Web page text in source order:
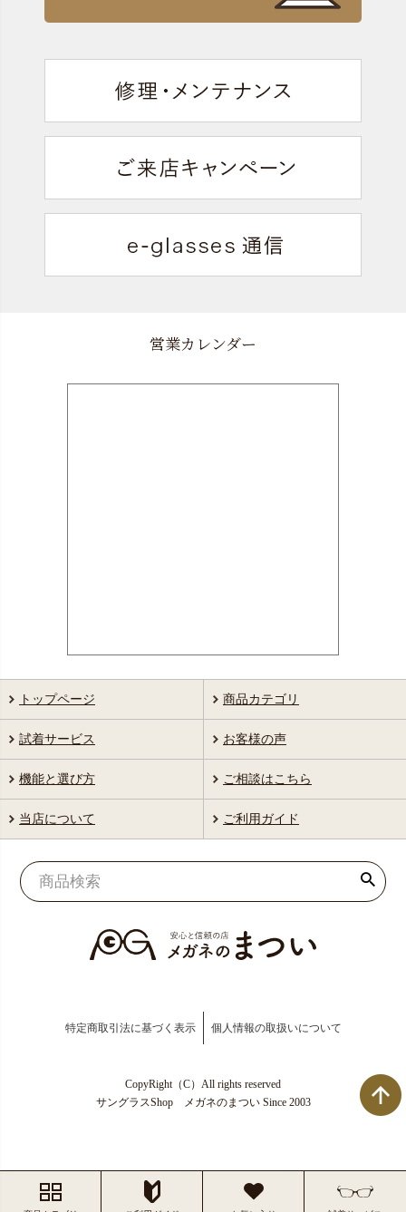
営業カレンダー
トップページ 商品カテゴリ
試着サービス お客様の声
機能と選び方 ご相談はこちら
当店について ご利用ガイド
特定商取引法に基づく表示 個人情報の取扱いについて
CopyRight（C）All rights reserved
サングラスShop メガネのまつい Since 2003